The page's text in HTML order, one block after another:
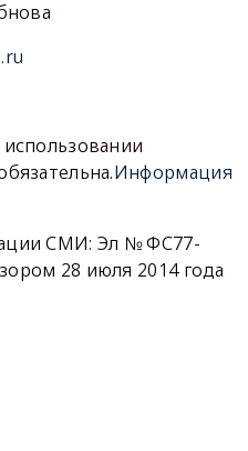
Информация
СМИ: Эл № ФС77-
28 июля 2014 года